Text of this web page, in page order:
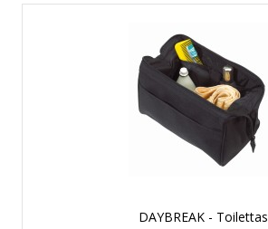
DAYBREAK - Toilettas